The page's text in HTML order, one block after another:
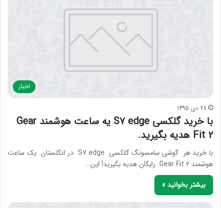
اخبار
28 دی 1395
با خرید گلکسی S7 edge یه ساعت هوشمند Gear
Fit 2 هدیه بگیرید.
با خرید هر گوشی سامسونگ گلکسی S7 edge در انگلستان یک ساعت
هوشمند Gear Fit 2 رایگان هدیه بگیرید! این…
بیشتر بخوانید »